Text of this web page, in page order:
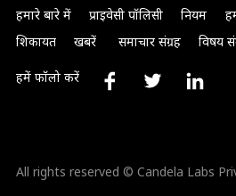
हमारे बारे में प्राइवेसी पॉलिसी नियम
शिकायत
खबरें समाचार संग्रह विषय
हमें फॉलो करें
All rights reserved © Candela Labs